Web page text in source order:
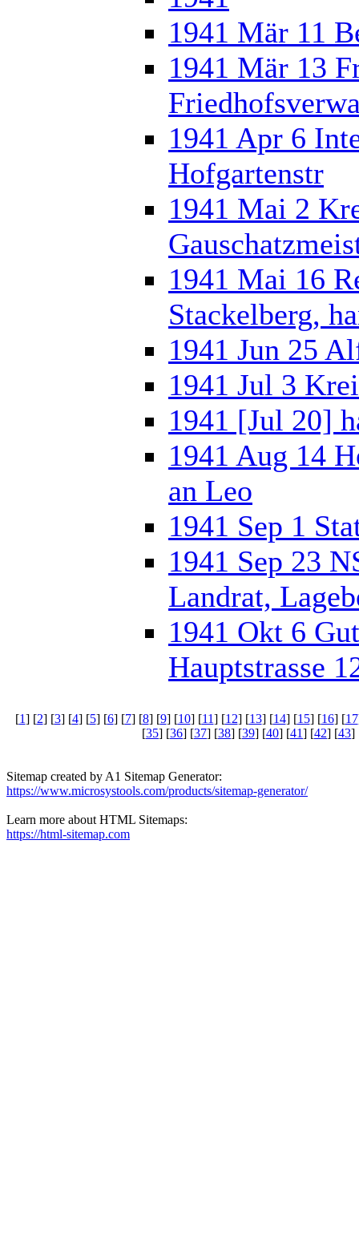
1941 Mär 11
1941 Mär 13
1941 Apr 6
Hofgartenstr
1941 Mai 2
1941 Mai 16
Stackelberg,
1941 Jun 25
1941 Jul 3
1941 [Jul 20]
1941 Aug 14
an Leo
1941 Sep 1
1941 Sep 23
Landrat,
1941 Okt 6
Hauptstrasse
[1] [2] [3] [4] [5] [6] [7] [8] [9] [10] [11] [12] [13] [14] [15] [16] [17
[35] [36] [37] [38] [39] [40] [41] [42] [43]
Sitemap created by A1 Sitemap Generator:
https://www.microsystools.com/products/sitemap-generator/
Learn more about HTML Sitemaps:
https://html-sitemap.com